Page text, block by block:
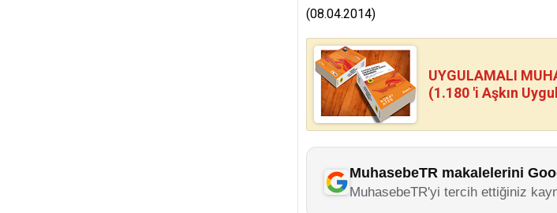
(08.04.2014)
UYGULAMALI
(1.180 'i Aşkın
MuhasebeTR makalelerini
MuhasebeTR'yi tercih ettiğiniz